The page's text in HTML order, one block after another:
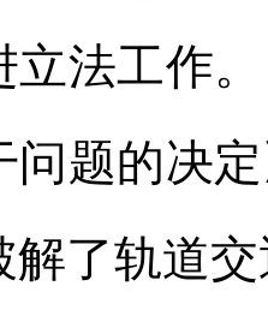
立法工作
问题的决
解了轨道